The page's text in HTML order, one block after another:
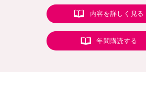
内容を詳しく見る
年間購読する